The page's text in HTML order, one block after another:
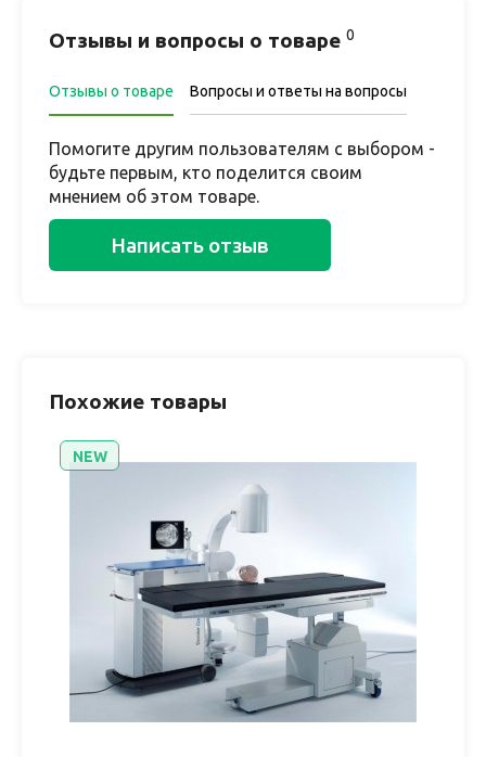
Отзывы и вопросы о товаре 0
Отзывы о товаре Вопросы и ответы на вопросы
Помогите другим пользователям с выбором -
будьте первым, кто поделится своим
мнением об этом товаре.
Написать отзыв
Похожие товары
NEW